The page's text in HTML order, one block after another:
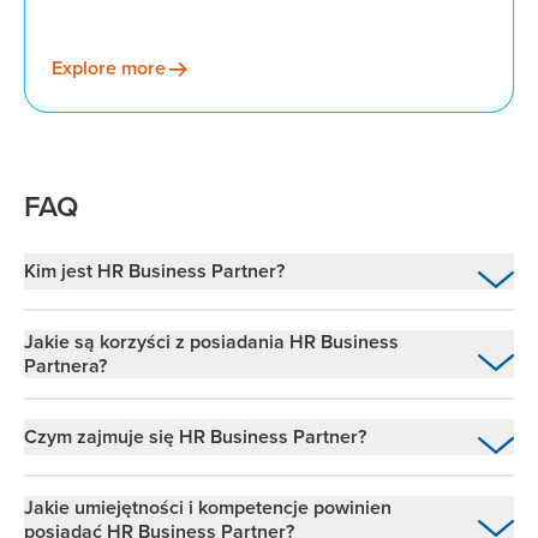
Explore more
FAQ
Kim jest HR Business Partner?
HR Business Partner (HRBP) to strategiczny
łącznik między działem HR a biznesem.
Zamiast skupiać się wyłącznie na operacyjnych
zadaniach HR, HRBP ściśle współpracują z
liderami biznesowymi, aby zapewnić
dopasowanie strategii HR do celów
organizacyjnych.
Jakie są korzyści z posiadania HR Business
Partnera?
HR Business Partnerzy wnoszą wymierną
wartość do organizacji, łącząc strategię
Kluczowe korzyści obejmują:
Czym zajmuje się HR Business Partner?
HR Business Partner
Jakie umiejętności i kompetencje powinien
posiadać HR Business Partner?